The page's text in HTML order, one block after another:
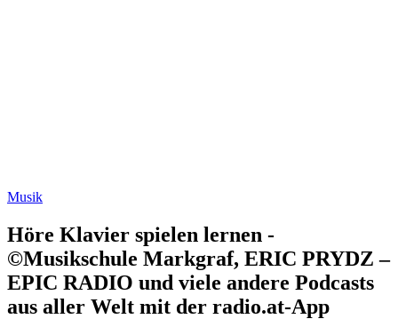
Musik
Höre Klavier spielen lernen -
©Musikschule Markgraf, ERIC PRYDZ –
EPIC RADIO und viele andere Podcasts
aus aller Welt mit der radio.at-App